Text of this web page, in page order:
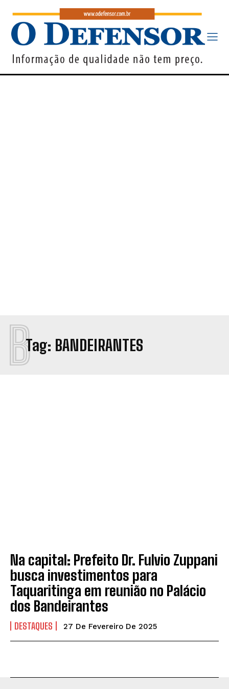
Tag: BANDEIRANTES
B
Na capital: Prefeito Dr. Fulvio Zuppani
busca investimentos para
Taquaritinga em reunião no Palácio
dos Bandeirantes
DESTAQUES 27 De Fevereiro De 2025